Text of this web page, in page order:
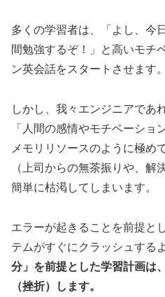
多くの学習者は、「よし、今
間勉強するぞ！」と高いモチ
ン英会話をスタートさせます。
しかし、我々エンジニアであ
「人間の感情やモチベーショ
メモリリソースのように極め
（上司からの無茶振りや、解
簡単に枯渇してしまいます。
エラーが起きることを前提と
テムがすぐにクラッシュする
分」を前提とした学習計画は
（挫折）します。